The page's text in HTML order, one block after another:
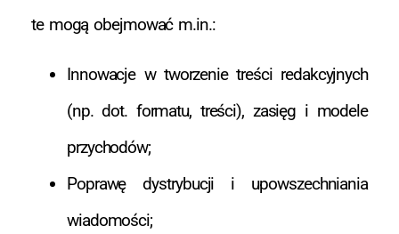
te mogą obejmować m.in.:
Innowacje w tworzenie treści redakcyjnych
(np. dot. formatu, treści), zasięg i modele
przychodów;
Poprawę dystrybucji i upowszechniania
wiadomości;